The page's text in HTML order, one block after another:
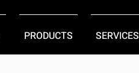
PRODUCTS SERVICES